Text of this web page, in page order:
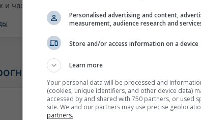
частных метеостанций.
погоды для Bruz
Personalised advertising and content,
measurement, audience research and
Store and/or access information on a device
Learn more
Your personal data will be processed and
(cookies, unique identifiers, and other device data)
accessed by and shared with 750 partners, or used
site. We and our partners may use precise
partners.